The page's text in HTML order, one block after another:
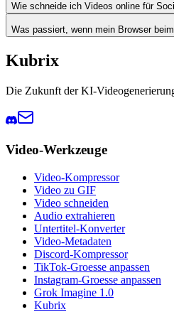
Wie schneide ich Videos online für
Was passiert, wenn mein Browser
Kubrix
Die Zukunft der KI-
Video-Werkzeuge
Video-Kompressor
Video zu GIF
Video schneiden
Audio extrahieren
Untertitel-Konverter
Video-Metadaten
Discord-Kompressor
TikTok-Groesse anpassen
Instagram-Groesse anpassen
Grok Imagine 1.0
Kubrix